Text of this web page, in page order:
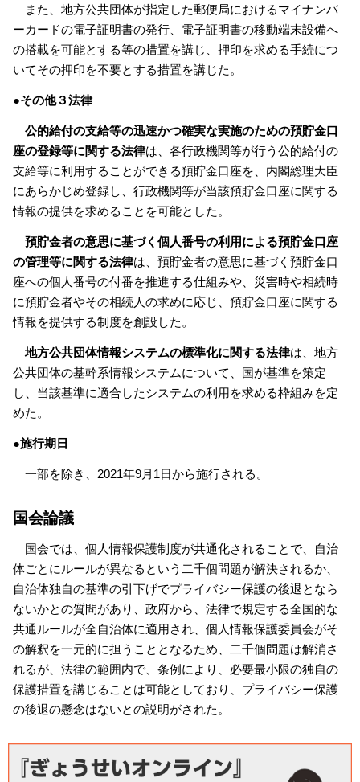
また、地方公共団体が指定した郵便局におけるマイナンバ
ーカードの電子証明書の発行、電子証明書の移動端末設備へ
の搭載を可能とする等の措置を講じ、押印を求める手続につ
いてその押印を不要とする措置を講じた。
●その他３法律
公的給付の支給等の迅速かつ確実な実施のための預貯金口
座の登録等に関する法律は、各行政機関等が行う公的給付の
支給等に利用することができる預貯金口座を、内閣総理大臣
にあらかじめ登録し、行政機関等が当該預貯金口座に関する
情報の提供を求めることを可能とした。
預貯金者の意思に基づく個人番号の利用による預貯金口座
の管理等に関する法律は、預貯金者の意思に基づく預貯金口
座への個人番号の付番を推進する仕組みや、災害時や相続時
に預貯金者やその相続人の求めに応じ、預貯金口座に関する
情報を提供する制度を創設した。
地方公共団体情報システムの標準化に関する法律は、地方
公共団体の基幹系情報システムについて、国が基準を策定
し、当該基準に適合したシステムの利用を求める枠組みを定
めた。
●施行期日
一部を除き、2021年9月1日から施行される。
国会論議
国会では、個人情報保護制度が共通化されることで、自治
体ごとにルールが異なるという二千個問題が解決されるか、
自治体独自の基準の引下げでプライバシー保護の後退となら
ないかとの質問があり、政府から、法律で規定する全国的な
共通ルールが全自治体に適用され、個人情報保護委員会がそ
の解釈を一元的に担うこととなるため、二千個問題は解消さ
れるが、法律の範囲内で、条例により、必要最小限の独自の
保護措置を講じることは可能としており、プライバシー保護
の後退の懸念はないとの説明がされた。